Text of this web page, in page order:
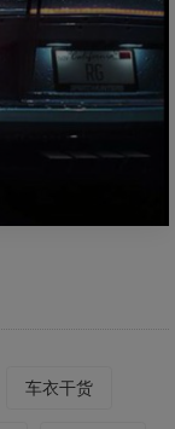
车衣干货